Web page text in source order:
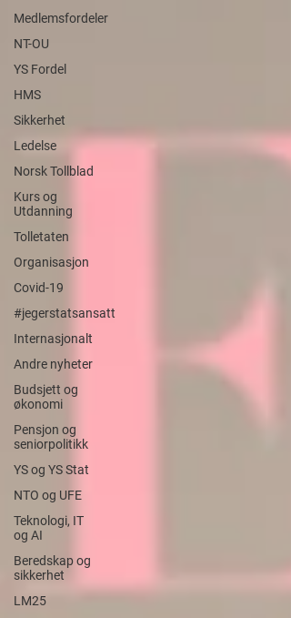
Medlemsfordeler
NT-OU
YS Fordel
HMS
Sikkerhet
Ledelse
Norsk Tollblad
Kurs og
Utdanning
Tolletaten
Organisasjon
Covid-19
#jegerstatsansatt
Internasjonalt
Andre nyheter
Budsjett og
økonomi
Pensjon og
seniorpolitikk
YS og YS Stat
NTO og UFE
Teknologi, IT
og AI
Beredskap og
sikkerhet
LM25